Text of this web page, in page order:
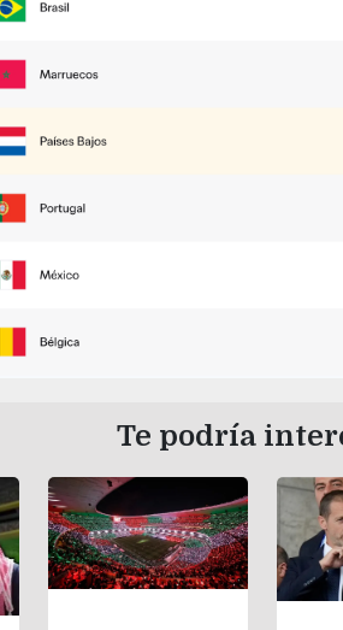
Te podría